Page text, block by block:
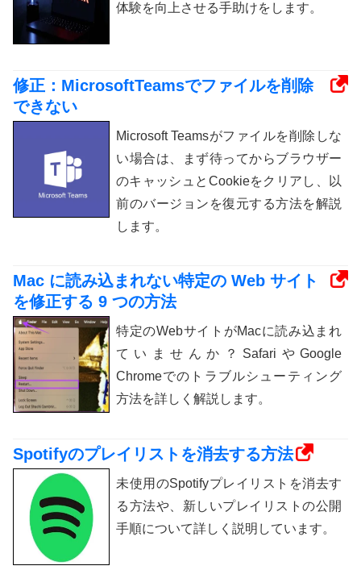
体験を向上させる手助けをします。
修正：MicrosoftTeamsでファイルを削除
できない
Microsoft Teamsがファイルを削除しな
い場合は、まず待ってからブラウザー
のキャッシュとCookieをクリアし、以
前のバージョンを復元する方法を解説
します。
Mac に読み込まれない特定の Web サイト
を修正する 9 つの方法
特定のWebサイトがMacに読み込まれ
ていませんか？SafariやGoogle
Chromeでのトラブルシューティング
方法を詳しく解説します。
Spotifyのプレイリストを消去する方法
未使用のSpotifyプレイリストを消去す
る方法や、新しいプレイリストの公開
手順について詳しく説明しています。